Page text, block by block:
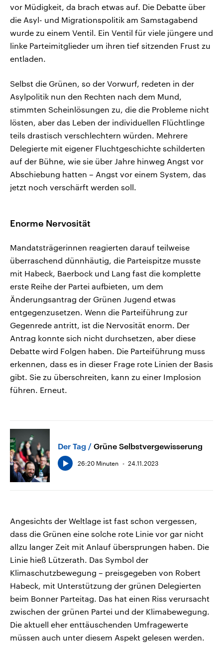
vor Müdigkeit, da brach etwas auf. Die Debatte über
die Asyl- und Migrationspolitik am Samstagabend
wurde zu einem Ventil. Ein Ventil für viele jüngere und
linke Parteimitglieder um ihren tief sitzenden Frust zu
entladen.
Selbst die Grünen, so der Vorwurf, redeten in der
Asylpolitik nun den Rechten nach dem Mund,
stimmten Scheinlösungen zu, die die Probleme nicht
lösten, aber das Leben der individuellen Flüchtlinge
teils drastisch verschlechtern würden. Mehrere
Delegierte mit eigener Fluchtgeschichte schilderten
auf der Bühne, wie sie über Jahre hinweg Angst vor
Abschiebung hatten – Angst vor einem System, das
jetzt noch verschärft werden soll.
Enorme Nervosität
Mandatsträgerinnen reagierten darauf teilweise
überraschend dünnhäutig, die Parteispitze musste
mit Habeck, Baerbock und Lang fast die komplette
erste Reihe der Partei aufbieten, um dem
Änderungsantrag der Grünen Jugend etwas
entgegenzusetzen. Wenn die Parteiführung zur
Gegenrede antritt, ist die Nervosität enorm. Der
Antrag konnte sich nicht durchsetzen, aber diese
Debatte wird Folgen haben. Die Parteiführung muss
erkennen, dass es in dieser Frage rote Linien der Basis
gibt. Sie zu überschreiten, kann zu einer Implosion
führen. Erneut.
Der Tag Grüne Selbstvergewisserung
26:20 Minuten 24.11.2023
Angesichts der Weltlage ist fast schon vergessen,
dass die Grünen eine solche rote Linie vor gar nicht
allzu langer Zeit mit Anlauf übersprungen haben. Die
Linie hieß Lützerath. Das Symbol der
Klimaschutzbewegung – preisgegeben von Robert
Habeck, mit Unterstützung der grünen Delegierten
beim Bonner Parteitag. Das hat einen Riss verursacht
zwischen der grünen Partei und der Klimabewegung.
Die aktuell eher enttäuschenden Umfragewerte
müssen auch unter diesem Aspekt gelesen werden.